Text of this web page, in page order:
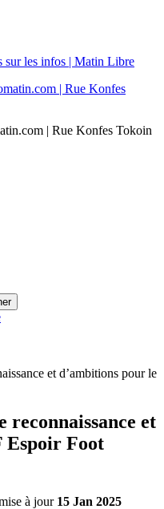
sur les infos | Matin Libre
| Rue Konfes Tokoin
et d’ambitions pour le
reconnaissance et
Espoir Foot
à jour 15 Jan 2025